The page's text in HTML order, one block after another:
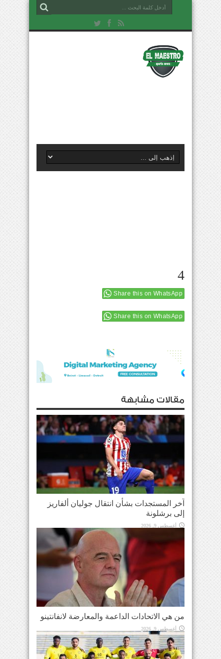
4
Share this on WhatsApp
Share this on WhatsApp
مقالات مشابهة
آخر المستجدات بشأن انتقال جوليان ألفاريز
إلى برشلونة
أغسطس 9, 2026
من هي الاتحادات الداعمة والمعارضة لانفانتينو
أغسطس 9, 2026